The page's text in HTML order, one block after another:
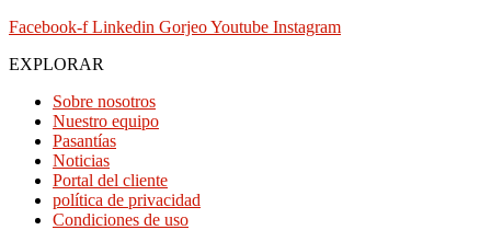
Facebook-f Linkedin GorjeoYoutube Instagram
EXPLORAR
Sobre nosotros
Nuestro equipo
Pasantías
Noticias
Portal del cliente
política de privacidad
Condiciones de uso